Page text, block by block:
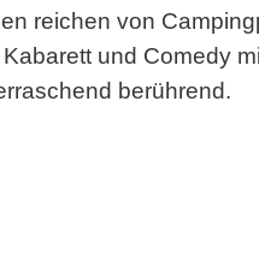
reichen von
und Comedy
berührend.